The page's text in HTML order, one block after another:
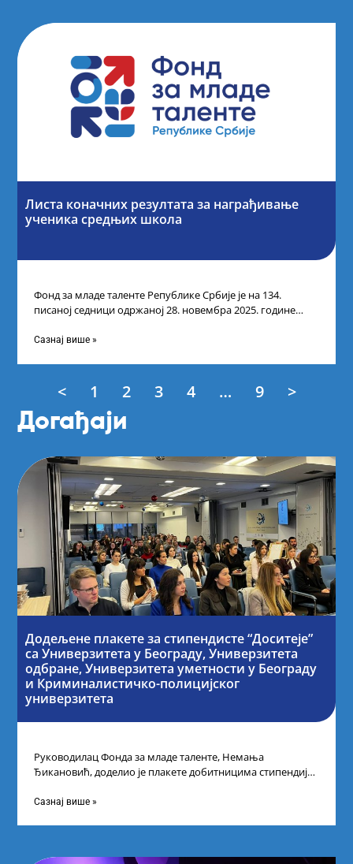
Листа коначних резултата за награђивање
ученика средњих школа
Фонд за младе таленте Републике Србије је на 134.
писаној седници одржаној 28. новембра 2025. године
Сазнај више »
< 1 2 3 4 … 9 >
Догађаји
Додељене плакете за стипендисте “Доситеје”
са Универзитета у Београду, Универзитета
одбране, Универзитета уметности у Београду
и Криминалистичко-полицијског
универзитета
Руководилац Фонда за младе таленте, Немања
Ђикановић, доделио је плакете добитницима стипендије
технолошком парку
Сазнај више »